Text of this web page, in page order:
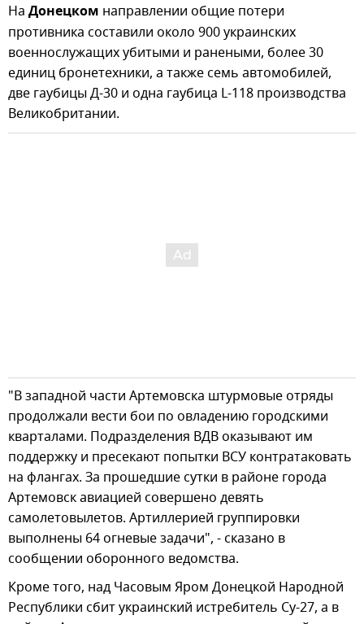
На Донецком направлении общие потери
противника составили около 900 украинских
военнослужащих убитыми и ранеными, более 30
единиц бронетехники, а также семь автомобилей,
две гаубицы Д-30 и одна гаубица L-118 производства
Великобритании.
"В западной части Артемовска штурмовые отряды
продолжали вести бои по овладению городскими
кварталами. Подразделения ВДВ оказывают им
поддержку и пресекают попытки ВСУ контратаковать
на флангах. За прошедшие сутки в районе города
Артемовск авиацией совершено девять
самолетовылетов. Артиллерией группировки
выполнены 64 огневые задачи", - сказано в
сообщении оборонного ведомства.
Кроме того, над Часовым Яром Донецкой Народной
Республики сбит украинский истребитель Су-27, а в